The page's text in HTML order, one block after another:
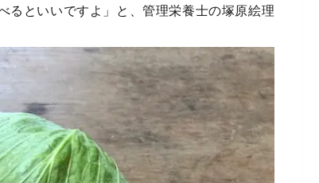
るといいですよ」と、管理栄養士の塚原絵理